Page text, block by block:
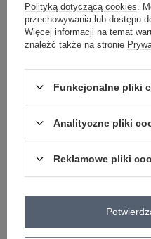
Liberal - Perfumy premium Alvoria
Zaloguj się i zobacz cenę
Polityką dotyczącą cookies .
przechowywania lub dostępu
Więcej informacji na temat
znaleźć także na stronie
Funkcjonalne pliki
Analityczne pliki
Reklamowe pliki